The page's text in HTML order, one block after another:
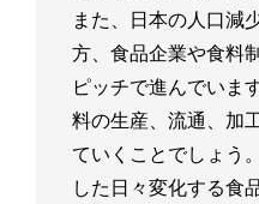
また、日本の人口減
方、食品企業や食料
ピッチで進んでいま
料の生産、流通、加
ていくことでしょう
した日々変化する食